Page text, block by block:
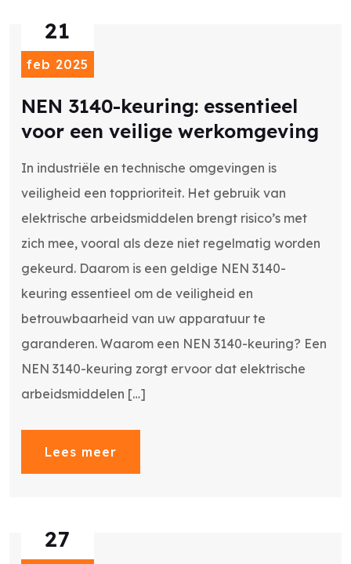
21
feb 2025
NEN 3140-keuring: essentieel
voor een veilige werkomgeving
In industriële en technische omgevingen is
veiligheid een topprioriteit. Het gebruik van
elektrische arbeidsmiddelen brengt risico’s met
zich mee, vooral als deze niet regelmatig worden
gekeurd. Daarom is een geldige NEN 3140-
keuring essentieel om de veiligheid en
betrouwbaarheid van uw apparatuur te
garanderen. Waarom een NEN 3140-keuring? Een
NEN 3140-keuring zorgt ervoor dat elektrische
arbeidsmiddelen […]
Lees meer
27